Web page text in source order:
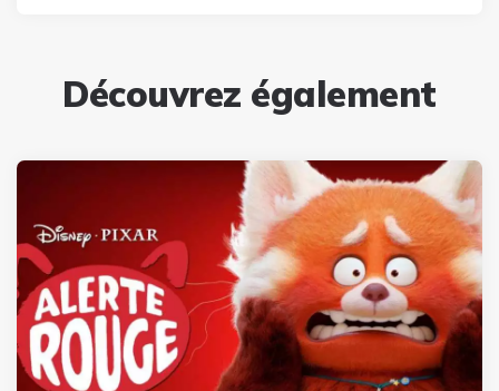
Découvrez également